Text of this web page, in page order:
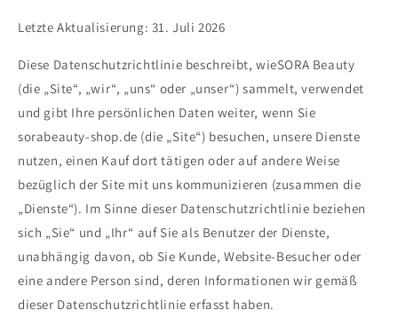
Letzte Aktualisierung: 31. Juli 2026
Diese Datenschutzrichtlinie beschreibt, wieSORA Beauty
(die „Site“, „wir“, „uns“ oder „unser“) sammelt, verwendet
und gibt Ihre persönlichen Daten weiter, wenn Sie
sorabeauty-shop.de (die „Site“) besuchen, unsere Dienste
nutzen, einen Kauf dort tätigen oder auf andere Weise
bezüglich der Site mit uns kommunizieren (zusammen die
„Dienste“). Im Sinne dieser Datenschutzrichtlinie beziehen
sich „Sie“ und „Ihr“ auf Sie als Benutzer der Dienste,
unabhängig davon, ob Sie Kunde, Website-Besucher oder
eine andere Person sind, deren Informationen wir gemäß
dieser Datenschutzrichtlinie erfasst haben.